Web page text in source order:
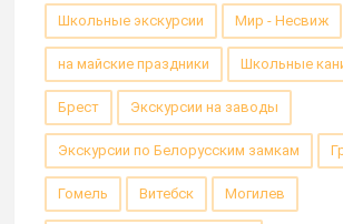
Школьные экскурсии Мир - Несвиж
на майские праздники Школьные
Брест Экскурсии на заводы
Экскурсии по Белорусским замкам
Гомель Витебск Могилев